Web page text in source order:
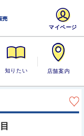
知りたい 店舗案内
マイページ